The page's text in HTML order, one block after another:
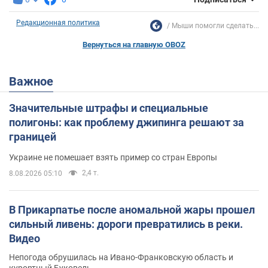
Редакционная политика Мыши помогли сделать...
Вернуться на главную OBOZ
Важное
Значительные штрафы и специальные
полигоны: как проблему джипинга решают за
границей
Украине не помешает взять пример со стран Европы
8.08.2026 05:10 2,4 т.
В Прикарпатье после аномальной жары прошел
сильный ливень: дороги превратились в реки.
Видео
Непогода обрушилась на Ивано-Франковскую область и